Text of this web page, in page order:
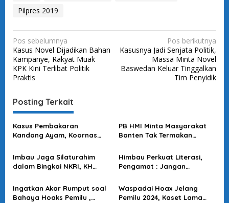
Pilpres 2019
N
a
v
i
g
a
s
i
p
o
s
Pos sebelumnya
Kasus Novel Dijadikan Bahan
Kampanye, Rakyat Muak
KPK Kini Terlibat Politik
Praktis
Pos berikutnya
Kasusnya Jadi Senjata Politik,
Massa Minta Novel
Baswedan Keluar Tinggalkan
Tim Penyidik
Posting Terkait
Kasus Pembakaran
Kandang Ayam, Koornas
Terprovokasi Isu Simpang
Siur
PB HMI Minta Masyarakat
Banten Tak Termakan
Penangkapan Warga
Padarincang
Imbau Jaga Silaturahim
dalam Bingkai NKRI, KH
Wujudkan Pemilu Damai
Tanpa Perpecahan
Himbau Perkuat Literasi,
Pengamat : Jangan
Memanasnya Polarisasi
Pemilu 2024
Ingatkan Akar Rumput soal
Bahaya Hoaks Pemilu ,
Waspadai Hoax Jelang
Pemilu 2024, Kaset Lama